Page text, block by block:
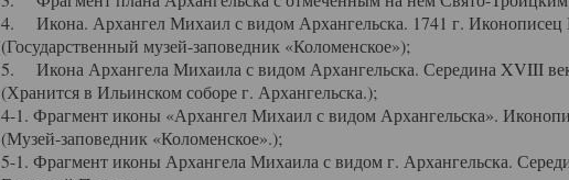
4. Икона. Архангел Михаил с видом Архангельска. 1741 г. Иконописец
(Государственный музей-заповедник «Коломенское»);
5. Икона Архангела Михаила с видом Архангельска. Середина XVIII
(Хранится в Ильинском соборе г. Архангельска.);
4-1. Фрагмент иконы «Архангел Михаил с видом Архангельска».
(Музей-заповедник «Коломенское».);
5-1. Фрагмент иконы Архангела Михаила с видом г. Архангельска.